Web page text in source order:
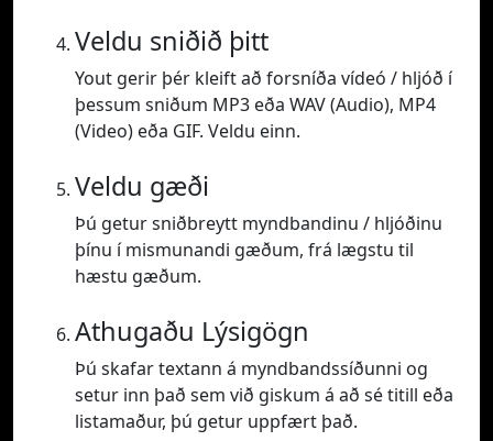
Veldu sniðið þitt
Yout gerir þér kleift að forsníða vídeó / hljóð í
þessum sniðum MP3 eða WAV (Audio), MP4
(Video) eða GIF. Veldu einn.
Veldu gæði
Þú getur sniðbreytt myndbandinu / hljóðinu
þínu í mismunandi gæðum, frá lægstu til
hæstu gæðum.
Athugaðu Lýsigögn
Þú skafar textann á myndbandssíðunni og
setur inn það sem við giskum á að sé titill eða
listamaður, þú getur uppfært það.